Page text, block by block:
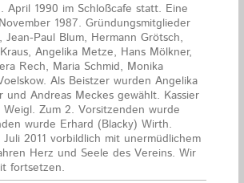
April 1990 im Schloßcafe statt. Eine
1987. Gründungsmitglieder
Paul Blum, Hermann Grötsch,
Angelika Metze, Hans Mölkner,
Rech, Maria Schmid, Monika
Als Beistzer wurden Angelika
Andreas Meckes gewählt. Kassier
Zum 2. Vorsitzenden wurde
wurde Erhard (Blacky) Wirth.
2011 vorbildlich mit unermüdlichem
Herz und Seele des Vereins. Wir
fortsetzen.